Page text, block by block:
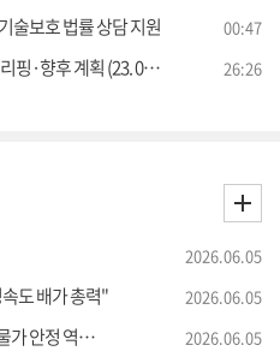
술보호 법률 상담 지원 00:47
계획 (23. 07. 05. 11시) 26:26
2026.06.05
도 배가 총력" 2026.06.05
역량 집중" 2026.06.05